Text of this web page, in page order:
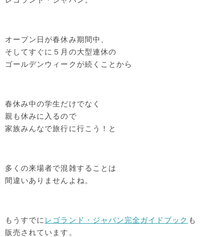
オープン日が春休み期間中、
そしてすぐに５月の大型連休の
ゴールデンウィークが続くことから
春休み中の学生だけでなく
親も休みに入るので
家族みんなで旅行に行こう！と
多くの来場者で混雑することは
間違いありませんよね。
もうすでに レゴランド・ジャパン完全ガイドブック も
販売されています。